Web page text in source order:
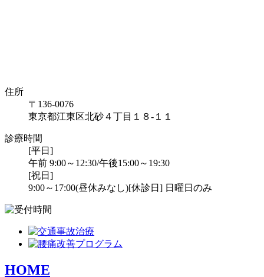
住所
〒136-0076
東京都江東区北砂４丁目１８-１１
診療時間
[平日]
午前 9:00～12:30/午後15:00～19:30
[祝日]
9:00～17:00(昼休みなし)[休診日] 日曜日のみ
HOME